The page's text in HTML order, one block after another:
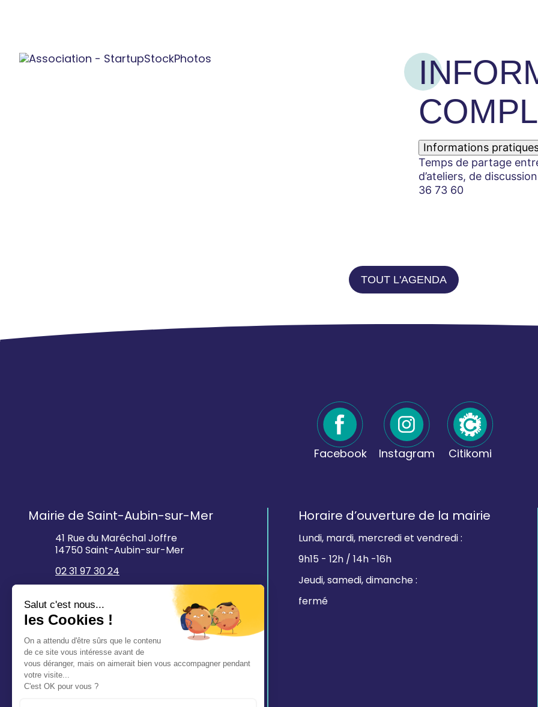
Informations
Temps de partage
d’ateliers, de
36 73 60
TOUT L'AGENDA
Facebook Instagram Citikomi
Mairie de Saint-Aubin-sur-Mer
41 Rue du Maréchal Joffre
14750 Saint-Aubin-sur-Mer
02 31 97 30 24
mairie@saintaubinsurmer.fr
Horaire d’ouverture de la mairie
Lundi, mardi, mercredi et vendredi :
9h15 - 12h / 14h -16h
Jeudi, samedi, dimanche :
fermé